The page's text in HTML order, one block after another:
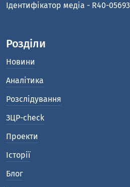
Ідентифікатор медіа - R40-05693
Розділи
Новини
Аналітика
Розслідування
ЗЦР-check
Проекти
Історії
Блог